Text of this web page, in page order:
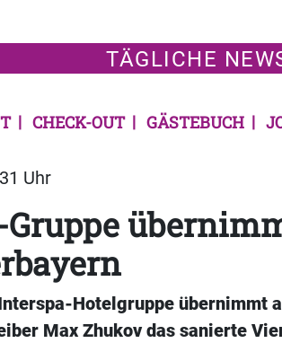
TÄGLICHE
CHECK-OUT GÄSTEBUCH
Uhr
Hotelgruppe übernimmt
Max Zhukov das sanierte